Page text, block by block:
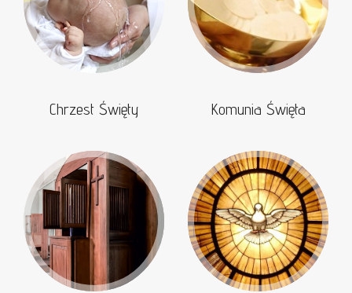
Chrzest Święty Komunia Święta